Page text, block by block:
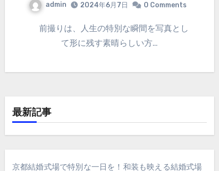
admin 2024年6月7日 0 Comments
前撮りは、人生の特別な瞬間を写真とし
て形に残す素晴らしい方…
最新記事
京都結婚式場で特別な一日を！和装も映える結婚式場